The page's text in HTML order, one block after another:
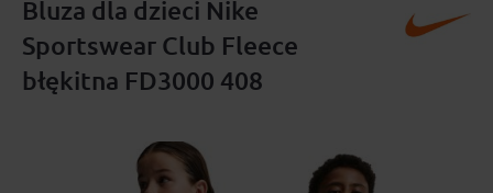
Bluza dla dzieci Nike
Sportswear Club Fleece
błękitna FD3000 408